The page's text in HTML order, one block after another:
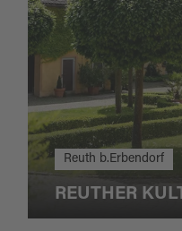
Reuth b.Erbendorf
REUTHER